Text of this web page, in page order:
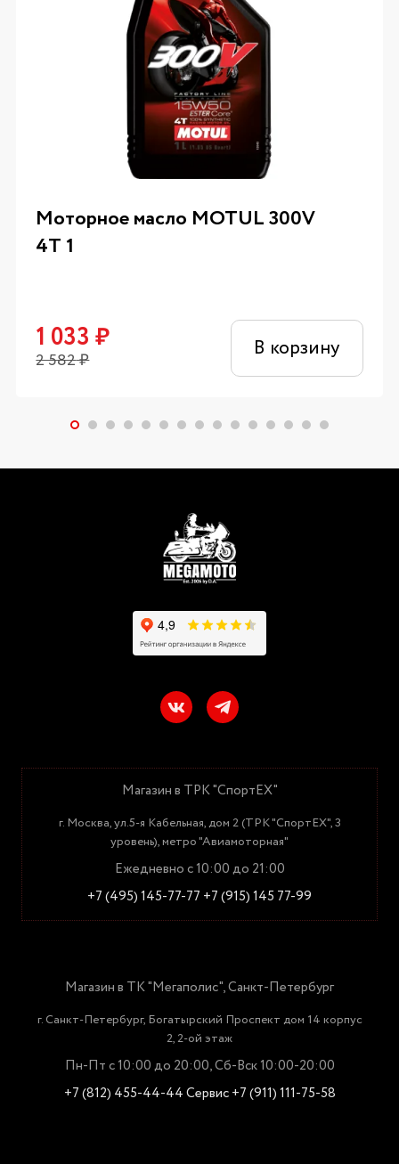
Моторное масло MOTUL 300V
4T 1
1 033 ₽
2 582₽ В корзину
Магазин в ТРК "СпортЕХ"
г. Москва, ул.5-я Кабельная, дом 2 (ТРК "СпортЕХ", 3
уровень), метро "Авиамоторная"
Ежедневно с 10:00 до 21:00
+7 (495) 145-77-77 +7 (915) 145 77-99
Магазин в ТК "Мегаполис", Санкт-Петербург
г. Санкт-Петербург, Богатырский Проспект дом 14 корпус
2, 2-ой этаж
Пн-Пт с 10:00 до 20:00, Сб-Вск 10:00-20:00
+7 (812) 455-44-44Сервис +7 (911) 111-75-58